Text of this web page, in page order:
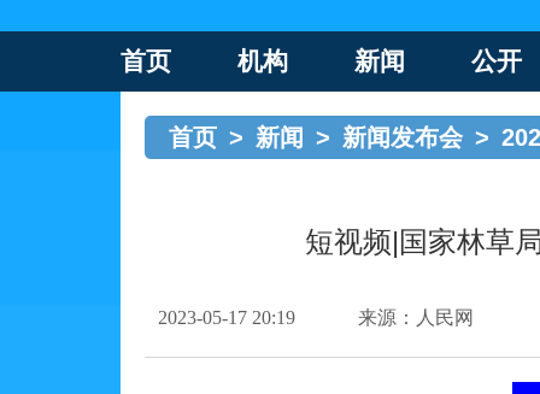
首页 机构 新闻 公开
首页 > 新闻 > 新闻发布会 >
短视频|国家林草
2023-05-17 20:19 来源：人民网